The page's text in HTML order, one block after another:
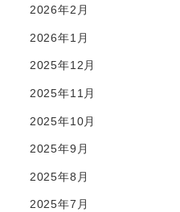
2026年2月
2026年1月
2025年12月
2025年11月
2025年10月
2025年9月
2025年8月
2025年7月